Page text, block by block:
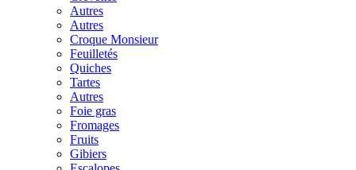
Autres
Autres
Croque Monsieur
Feuilletés
Quiches
Tartes
Autres
Foie gras
Fromages
Fruits
Gibiers